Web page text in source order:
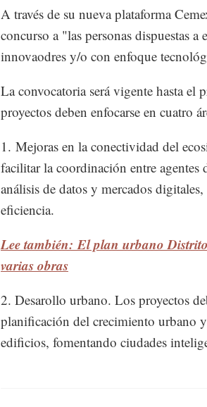
A través de su nueva plataforma
concurso a "las personas dispuestas
innovaodres y/o con enfoque
La convocatoria será vigente hasta el
proyectos deben enfocarse en cuatro
1. Mejoras en la conectividad del
facilitar la coordinación entre agentes
análisis de datos y mercados
eficiencia.
Lee también: El plan urbano
varias obras
2. Desarollo urbano. Los proyectos
planificación del crecimiento urbano
edificios, fomentando ciudades